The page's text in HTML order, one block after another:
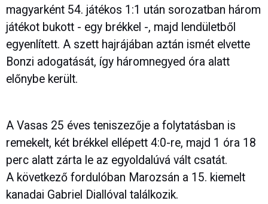
magyarként 54. játékos 1:1 után sorozatban három
játékot bukott - egy brékkel -, majd lendületből
egyenlített. A szett hajrájában aztán ismét elvette
Bonzi adogatását, így háromnegyed óra alatt
előnybe került.
A Vasas 25 éves teniszezője a folytatásban is
remekelt, két brékkel ellépett 4:0-re, majd 1 óra 18
perc alatt zárta le az egyoldalúvá vált csatát.
A következő fordulóban Marozsán a 15. kiemelt
kanadai Gabriel Diallóval találkozik.